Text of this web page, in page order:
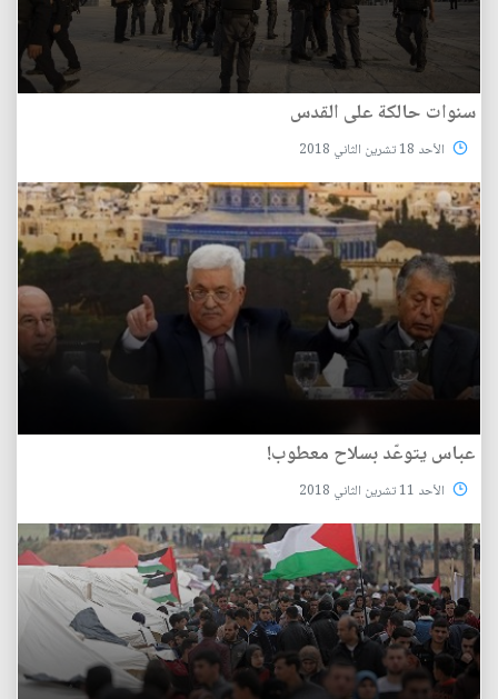
سنوات حالكة على القدس
الأحد 18 تشرين الثاني 2018
عباس يتوعّد بسلاح معطوب!
الأحد 11 تشرين الثاني 2018